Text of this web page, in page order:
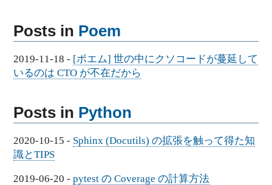
Posts in Poem
2019-11-18 - [ポエム] 世の中にクソコードが蔓延して
いるのは CTO が不在だから
Posts in Python
2020-10-15 - Sphinx (Docutils) の拡張を触って得た知
識とTIPS
2019-06-20 -pytest の Coverage の計算方法